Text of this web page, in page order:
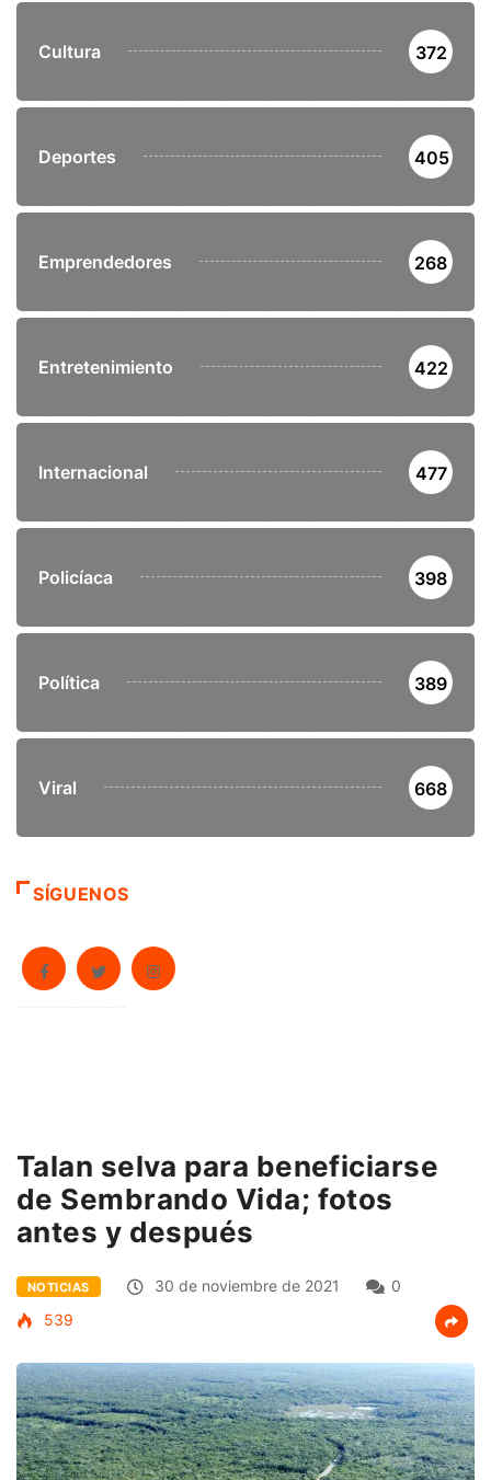
Cultura 372
Deportes 405
Emprendedores 268
Entretenimiento 422
Internacional 477
Policíaca 398
Política 389
Viral 668
SÍGUENOS
Talan selva para beneficiarse
de Sembrando Vida; fotos
antes y después
NOTICIAS 30 de noviembre de 2021
0
539